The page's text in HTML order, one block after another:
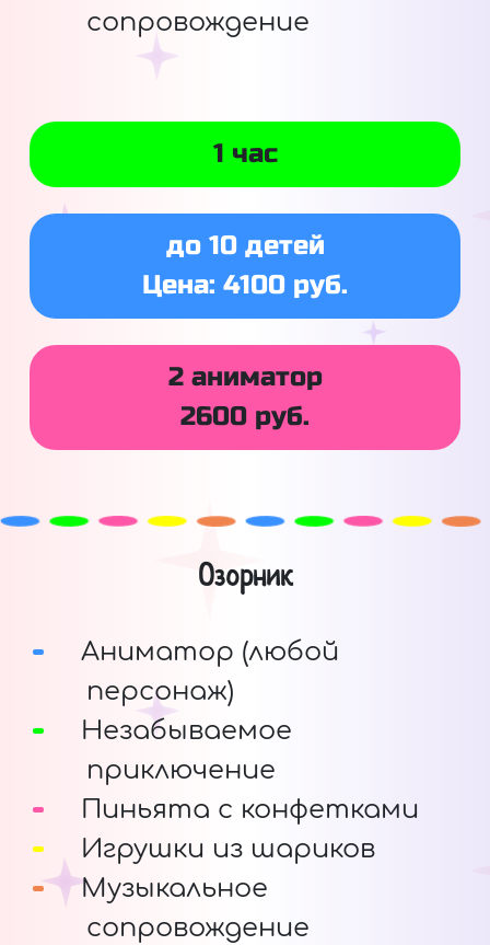
сопровождение
1 час
до 10 детей
Цена: 4100 руб.
2 аниматор
2600 руб.
Озорник
Аниматор (любой
персонаж)
Незабываемое
приключение
Пиньята с конфетками
Игрушки из шариков
Музыкальное
сопровождение